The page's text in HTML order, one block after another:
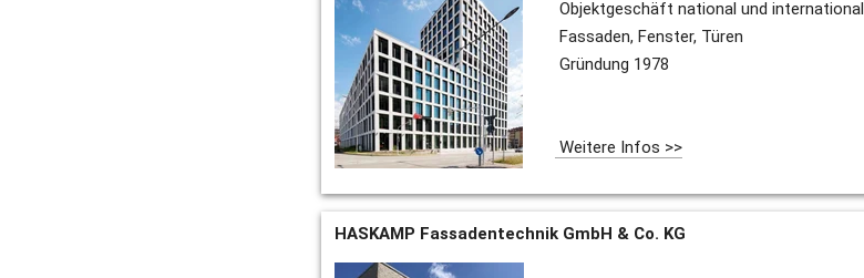
Objektgeschäft national und international
Fassaden, Fenster, Türen
Gründung 1978
Weitere Infos >>
HASKAMP Fassadentechnik GmbH & Co. KG